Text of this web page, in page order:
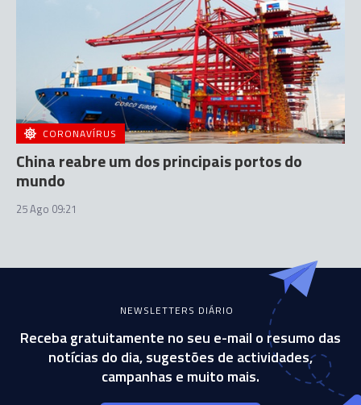
CORONAVÍRUS
China reabre um dos principais portos do
mundo
25 Ago 09:21
NEWSLETTERS DIÁRIO
Receba gratuitamente no seu e-mail o resumo das
notícias do dia, sugestões de actividades,
campanhas e muito mais.